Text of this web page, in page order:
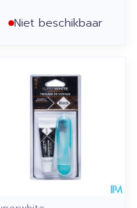
Niet beschikbaar